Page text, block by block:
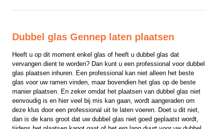
Dubbel glas Gennep laten plaatsen
Heeft u op dit moment enkel glas of heeft u dubbel glas dat
vervangen dient te worden? Dan kunt u een professional voor dubbel
glas plaatsen inhuren. Een professional kan niet alleen het beste
glas voor uw ramen vinden, maar bovendien het glas op de beste
manier plaatsen. En zeker omdat het plaatsen van dubbel glas niet
eenvoudig is en hier veel bij mis kan gaan, wordt aangeraden om
deze klus door een professional uit te laten voeren. Doet u dit niet,
dan is de kans groot dat uw dubbel glas niet goed geplaatst wordt,